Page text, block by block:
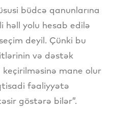
büdcə qanunlarına
yolu hesab edilə
deyil. Çünki bu
və dəstək
keçirilməsinə mane olur
fəaliyyətə
göstərə bilər”.